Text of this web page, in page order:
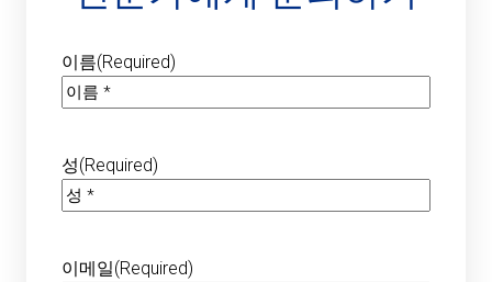
이름(Required)
성(Required)
이메일(Required)